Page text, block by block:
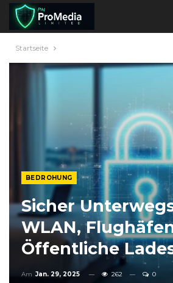
Startseite
BEDROHUNG
Sicher
WLAN,
Öffentliche
Am Jan. 29, 2025 262 0